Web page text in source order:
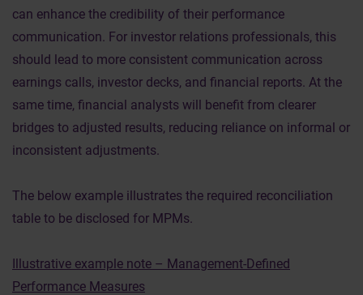
can enhance the credibility of their performance
communication. For investor relations professionals, this
should lead to more consistent communication across
earnings calls, investor decks, and financial reports. At the
same time, financial analysts will benefit from clearer
bridges to adjusted results, reducing reliance on informal or
inconsistent adjustments.
The below example illustrates the required reconciliation
table to be disclosed for MPMs.
Illustrative example note – Management-Defined
Performance Measures